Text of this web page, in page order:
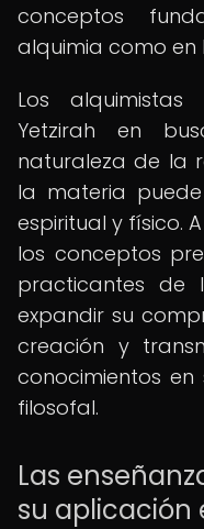
conceptos
alquimia como en
Los
Yetzirah en
naturaleza de la
la materia
espiritual y físico.
los conceptos
practicantes de
expandir su
creación y
conocimientos
filosofal.
Las
su aplicación